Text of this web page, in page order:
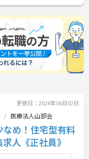
更新日：2026年06月02日
医療法人山部会
なめ！住宅型有料
人《正社員》